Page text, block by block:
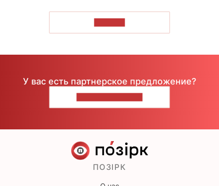
У вас есть партнерское предложение?
ПОЗІРК